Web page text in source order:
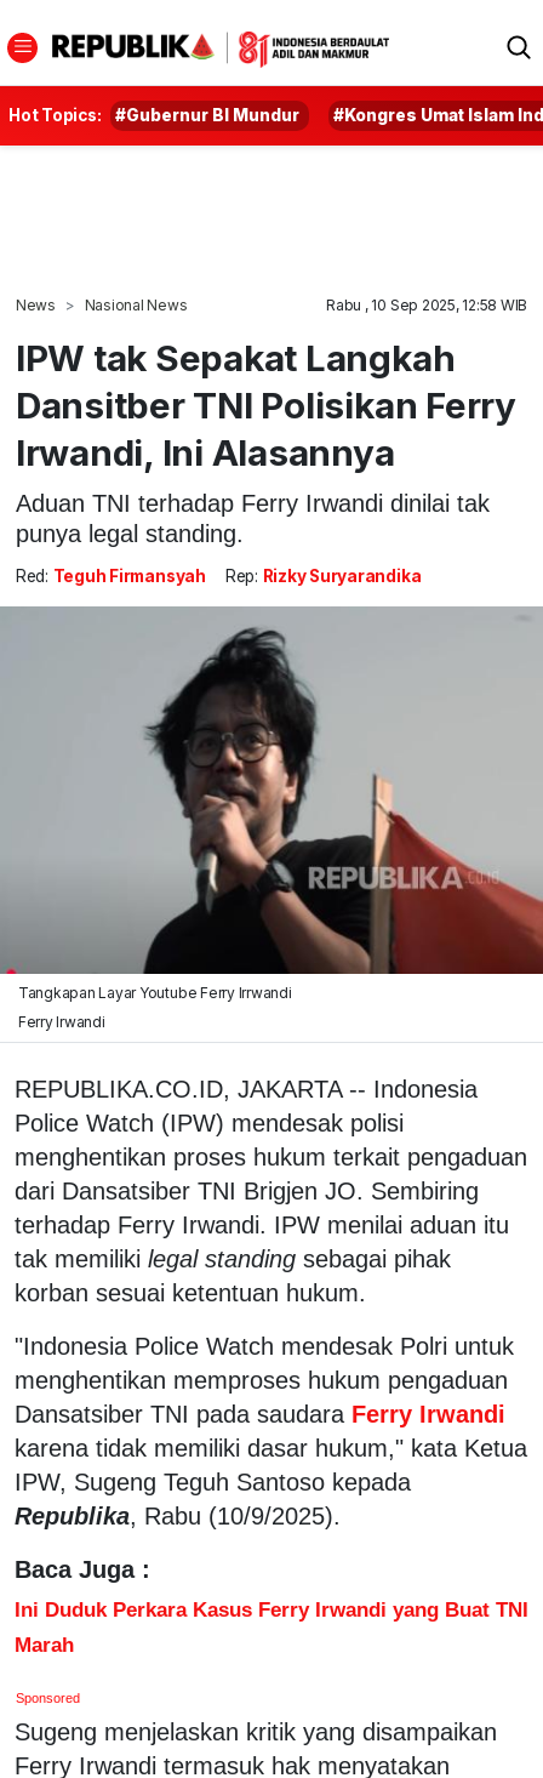
Hot Topics: #Gubernur BI Mundur #Kongres Umat Islam
News Nasional News Rabu , 10 Sep 2025, 12:58 WIB
IPW tak Sepakat Langkah
Dansitber TNI Polisikan Ferry
Irwandi, Ini Alasannya
Aduan TNI terhadap Ferry Irwandi dinilai tak
punya legal standing.
Red: Teguh Firmansyah Rep: Rizky Suryarandika
Tangkapan Layar Youtube Ferry Irrwandi
Ferry Irwandi
REPUBLIKA.CO.ID, JAKARTA -- Indonesia
Police Watch (IPW) mendesak polisi
menghentikan proses hukum terkait pengaduan
dari Dansatsiber TNI Brigjen JO. Sembiring
terhadap Ferry Irwandi. IPW menilai aduan itu
tak memiliki legal standing sebagai pihak
korban sesuai ketentuan hukum.
"Indonesia Police Watch mendesak Polri untuk
menghentikan memproses hukum pengaduan
Dansatsiber TNI pada saudara Ferry Irwandi
karena tidak memiliki dasar hukum," kata Ketua
IPW, Sugeng Teguh Santoso kepada
Republika, Rabu (10/9/2025).
Baca Juga :
Ini Duduk Perkara Kasus Ferry Irwandi yang Buat TNI
Marah
Sponsored
Sugeng menjelaskan kritik yang disampaikan
Ferry Irwandi termasuk hak menyatakan